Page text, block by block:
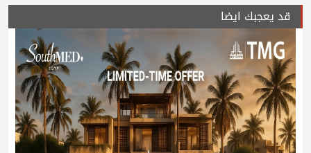
قد يعجبك ايضا